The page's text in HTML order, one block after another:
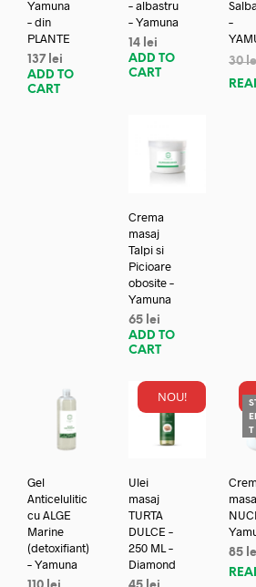
Yamuna
– din
PLANTE
137 lei
ADD TO
CART
– albastru
– Yamuna
14 lei
ADD TO
CART
–
30
Crema
masaj
Talpi si
Picioare
obosite –
Yamuna
65 lei
ADD TO
CART
Gel
Anticelulitic
cu ALGE
Marine
(detoxifiant)
– Yamuna
NOU!
Ulei
masaj
TURTA
DULCE –
250 ML –
Diamond
T
85